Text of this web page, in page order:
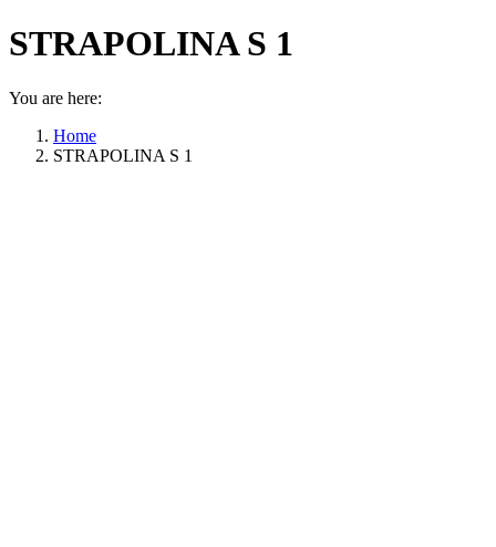
STRAPOLINA S 1
You are here:
Home
STRAPOLINA S 1